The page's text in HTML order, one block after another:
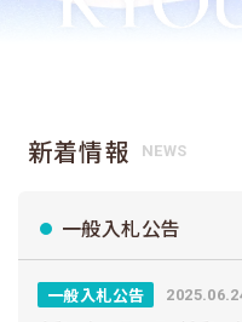
新着情報 NEWS
一般入札公告
一般入札公告